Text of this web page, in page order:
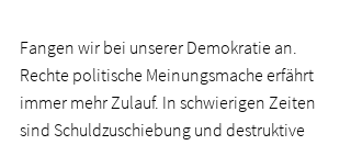
Fangen wir bei unserer Demokratie an.
Rechte politische Meinungsmache erfährt
immer mehr Zulauf. In schwierigen Zeiten
sind Schuldzuschiebung und destruktive